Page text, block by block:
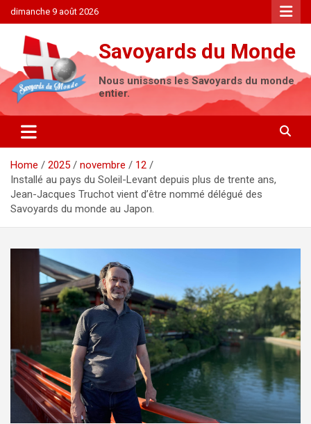
Skip
to
content
dimanche 9 août 2026
Savoyards du Monde
Nous unissons les Savoyards du monde
entier.
Home 2025 novembre
12
Installé au pays du Soleil-Levant depuis plus de trente ans,
Jean-Jacques Truchot vient d’être nommé délégué des
Savoyards du monde au Japon.